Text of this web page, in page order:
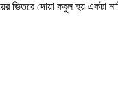
ভিতরে দোয়া কবুল হয়